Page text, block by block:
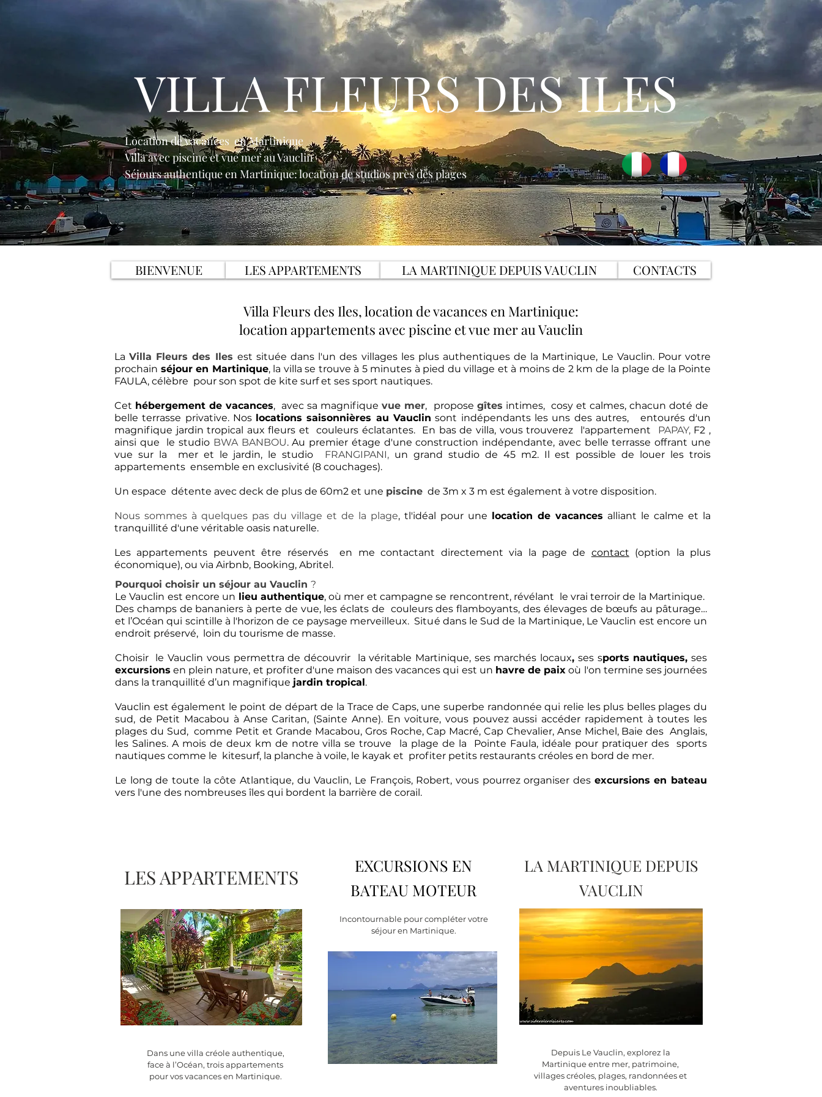
Location de vacances en Martinique
Villa avec piscine et vue mer au Vauclin
Séjours authentique en Martinique: location de studios près des plages
VILLA FLEURS DES ILES
BIENVENUE LES APPARTEMENTS LA MARTINIQUE DEPUIS VAUCLIN CONTACTS
Villa Fleurs des Iles, location de vacances en Martinique:
location appartements avec piscine et vue mer au Vauclin
LaVilla Fleurs des Iles est située dans l'un des villages les plus authentiquesde la Martinique, Le Vauclin. Pour votre
prochain séjour en Martinique,la villa se trouve à 5 minutes à pied du village et à moins de 2 km de la plage de la Pointe
FAULA, célèbre pour son spot de kite surf et ses sport nautiques.
Cet hébergement de vacances, avec sa magnifiquevue mer, propose gîtes intimes, cosy et calmes, chacun doté de
belle terrasse privative. Nos locations saisonnières au Vauclin sont indépendants les uns des autres, entourés d'un
magnifique jardin tropical aux fleurs et couleurs éclatantes. En bas de villa, vous trouverez l'appartement
PAPAY,F2 ,
ainsi que le studio BWA BANBOU.Au premier étage d'une construction indépendante, avec belle terrasse offrant une
vue sur la mer et le jardin, le studio
FRANGIPANI, un grand studio de 45 m2. Il est possible de louer les trois
appartements ensemble en exclusivité (8 couchages).
Un espace détente avec deck de plus de 60m2 et une piscine de 3m x 3 m est également à votre disposition.
Nous sommes à quelques pas du village et de la plage, tl'idéal pour une location de vacances alliant le calme et la
tranquillité d'une véritable oasis naturelle.
Les appartements peuvent être réservés en me contactant directement via la page de contact (option la plus
économique), ou via Airbnb, Booking, Abritel.
Pourquoi choisir un séjour au Vauclin ?
Le Vauclin est encore un lieu authentique, où mer et campagne se rencontrent, révélant le vrai terroir de la Martinique.
Des champs de bananiers à perte de vue, les éclats de couleurs des flamboyants, des élevages de bœufs au pâturage…
et l’Océan qui scintille à l'horizon de ce paysage merveilleux. Situé dans le Sud de la Martinique, Le Vauclin est encore un
endroit préservé, loin du tourisme de masse.
Choisir le Vauclin vous permettra de découvrir la véritable Martinique, ses marchés locaux, ses sports nautiques, ses
excursions en plein nature, et profiter d'une maison des vacances qui est un havre de paix où l'on termine ses journées
dans la tranquillité d’un magnifique jardin tropical.
Vauclin est également le point de départ de la Trace de Caps, une superbe randonnée qui relie les plus belles plages du
sud, de Petit Macabou à Anse Caritan, (Sainte Anne). En voiture, vous pouvez aussi accéder rapidement à toutes les
plages du Sud, comme Petit et Grande Macabou, Gros Roche, Cap Macré, Cap Chevalier, Anse Michel, Baie des Anglais,
les Salines. A mois de deux km de notre villa se trouve la plage de la Pointe Faula, idéale pour pratiquer des sports
nautiques comme le kitesurf, la planche à voile, le kayak et profiter petits restaurants créoles en bord de mer.
Le long de toute la côte Atlantique, du Vauclin, Le François, Robert, vous pourrez organiser des excursions en bateau
vers l'une des nombreuses îles qui bordent la barrière de corail.
LES APPARTEMENTS
Dans une villa créole authentique,
face à l’Océan, trois appartements
pour vos vacances en Martinique.
EXCURSIONS EN
BATEAU MOTEUR
Incontournable pour compléter votre
séjour en Martinique.
LA MARTINIQUE DEPUIS
VAUCLIN
Depuis Le Vauclin, explorez la
Martinique entre mer, patrimoine,
villagescréoles, plages, randonnées et
aventures inoubliables.